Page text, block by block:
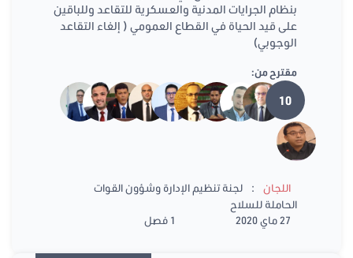
بنظام الجرايات المدنية والعسكرية للتقاعد وللباقين
على قيد الحياة في القطاع العمومي ( إلغاء التقاعد
الوجوبي)
مقترح من:
10
اللجان :
لجنة تنظيم الإدارة وشؤون القوات
الحاملة للسلاح
27 ماي 2020
1 فصل